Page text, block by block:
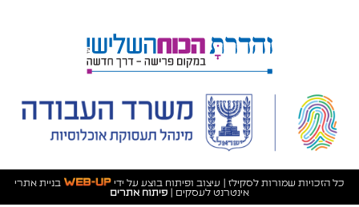
כל הזכויות שמורות לסקילז | עיצוב ופיתוח בוצע על ידי
בניית אתרי
אינטרנט לעסקים | פיתוח אתרים